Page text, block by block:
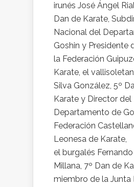
irunés José Ángel
Dan de Karate,
Nacional del
Goshin y Presidente
la Federación
Karate, el
Silva González, 5º
Karate y Director del
Departamento de
Federación
Leonesa de Karate,
el burgalés
Millana, 7º Dan de
miembro de la Junta